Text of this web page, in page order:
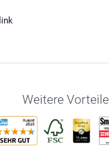
Weitere Vorteile